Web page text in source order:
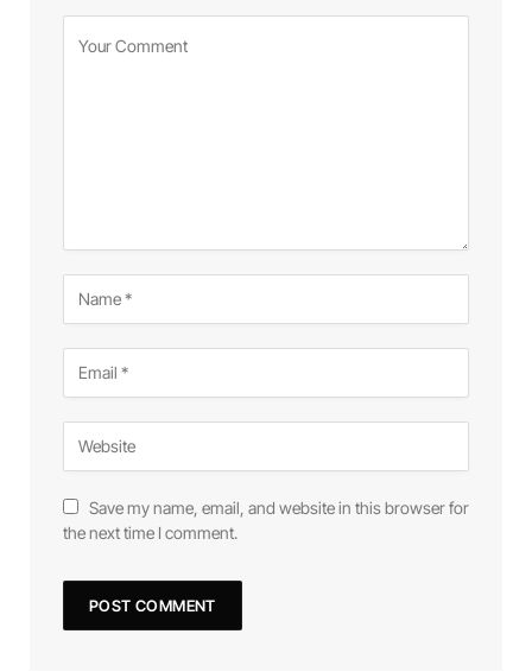
Save my name, email, and website in this browser for
the next time I comment.